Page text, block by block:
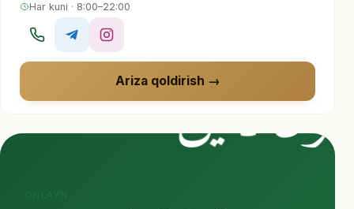
Har kuni · 8:00–22:00
Ariza qoldirishأ ون لا ين